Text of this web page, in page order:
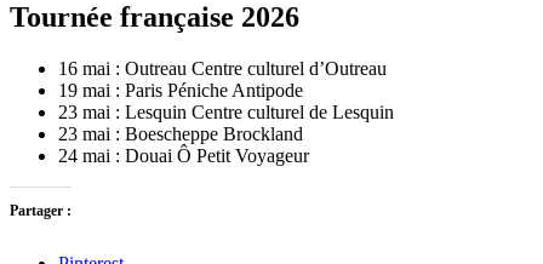
Tournée française 2026
16 mai : Outreau Centre culturel d’Outreau
19 mai : Paris Péniche Antipode
23 mai : Lesquin Centre culturel de Lesquin
23 mai : Boescheppe Brockland
24 mai : Douai Ô Petit Voyageur
Partager :